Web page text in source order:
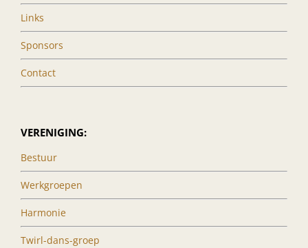
Links
Sponsors
Contact
VERENIGING:
Bestuur
Werkgroepen
Harmonie
Twirl-dans-groep